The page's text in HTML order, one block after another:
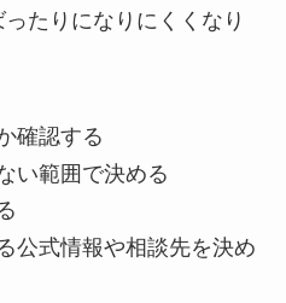
たりになりにくくなり
確認する
い範囲で決める
公式情報や相談先を決め